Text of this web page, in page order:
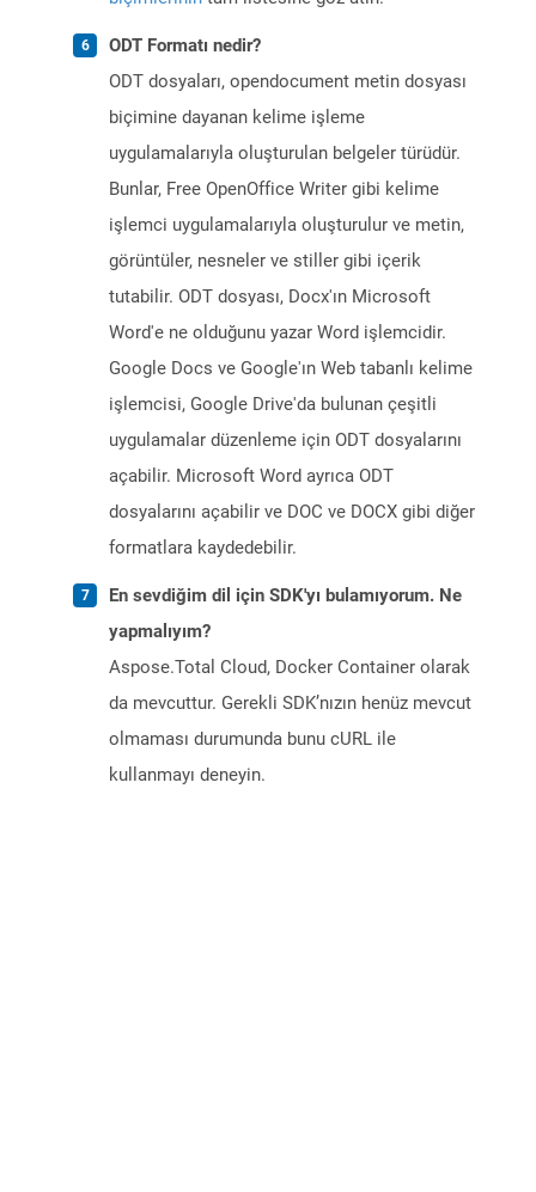
ODT Formatı nedir?
ODT dosyaları, opendocument metin dosyası
biçimine dayanan kelime işleme
uygulamalarıyla oluşturulan belgeler türüdür.
Bunlar, Free OpenOffice Writer gibi kelime
işlemci uygulamalarıyla oluşturulur ve metin,
görüntüler, nesneler ve stiller gibi içerik
tutabilir. ODT dosyası, Docx'ın Microsoft
Word'e ne olduğunu yazar Word işlemcidir.
Google Docs ve Google'ın Web tabanlı kelime
işlemcisi, Google Drive'da bulunan çeşitli
uygulamalar düzenleme için ODT dosyalarını
açabilir. Microsoft Word ayrıca ODT
dosyalarını açabilir ve DOC ve DOCX gibi diğer
formatlara kaydedebilir.
En sevdiğim dil için SDK'yı bulamıyorum. Ne
yapmalıyım?
Aspose.Total Cloud, Docker Container olarak
da mevcuttur. Gerekli SDK’nızın henüz mevcut
olmaması durumunda bunu cURL ile
kullanmayı deneyin.